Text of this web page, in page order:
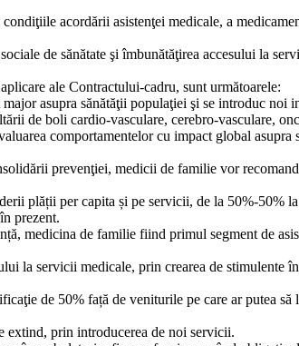
acordării asistenţei medicale, a
de sănătate şi îmbunătăţirea accesului la
ale Contractului-cadru, sunt următoarele:
asupra sănătăţii populaţiei şi se introduc
de boli cardio-vasculare, cerebro-vasculare,
comportamentelor cu impact global
prevenţiei, medicii de familie vor
plății per capita și pe servicii, de la 50%-50%
prezent.
medicina de familie fiind primul segment de
la servicii medicale, prin crearea de stimulente
de 50% față de veniturile pe care ar putea
extind, prin introducerea de noi servicii.